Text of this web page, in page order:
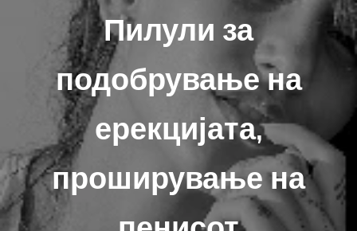
Пилули за
подобрување на
ерекцијата,
проширување на